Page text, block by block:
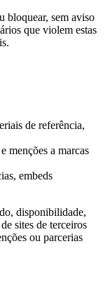
bloquear, sem aviso
que violem estas
de referência,
menções a marcas
embeds
disponibilidade,
sites de terceiros
ou parcerias